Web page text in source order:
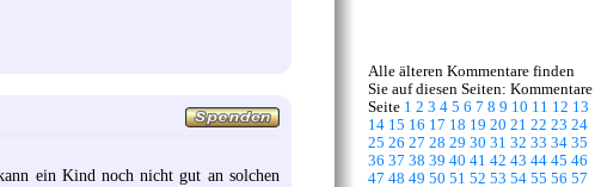
ein Kind noch nicht gut an solchen
Alle älteren Kommentare finden
Sie auf diesen Seiten: Kommentare
Seite 1 2 3 4 5 6 7 8 9 10 11 12 13
14 15 16 17 18 19 20 21 22 23 24
25 26 27 28 29 30 31 32 33 34 35
36 37 38 39 40 41 42 43 44 45 46
47 48 49 50 51 52 53 54 55 56 57